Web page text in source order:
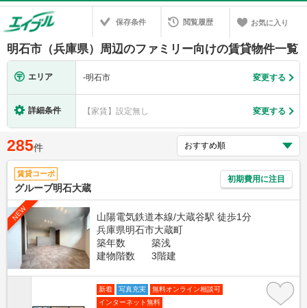
保存条件 閲覧履歴 お気に入り
明石市（兵庫県）周辺のファミリー向けの賃貸物件一覧
エリア -明石市 変更する
詳細条件 【家賃】設定無し 変更する
285件
賃貸コーポ
グルーブ明石大蔵
初期費用に注目
NEW
山陽電気鉄道本線/大蔵谷駅 徒歩1分
兵庫県明石市大蔵町
築年数
築浅
建物階数
3階建
新着 写真充実
無料オンライン相談可
インターネット無料